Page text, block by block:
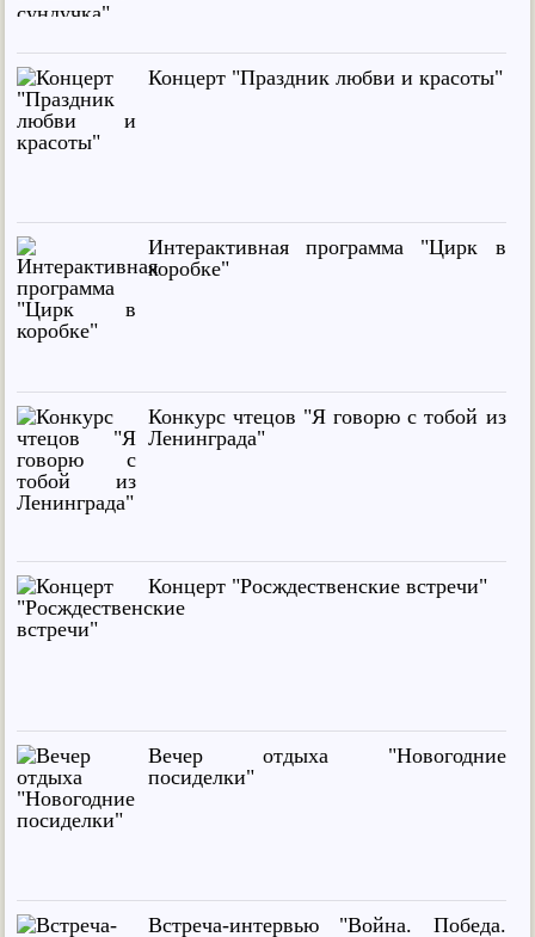
Концерт "Праздник любви и красоты"
Интерактивная программа "Цирк в
коробке"
Конкурс чтецов "Я говорю с тобой из
Ленинграда"
Концерт "Росждественские встречи"
Вечер отдыха "Новогодние
посиделки"
Встреча-интервью "Война. Победа.